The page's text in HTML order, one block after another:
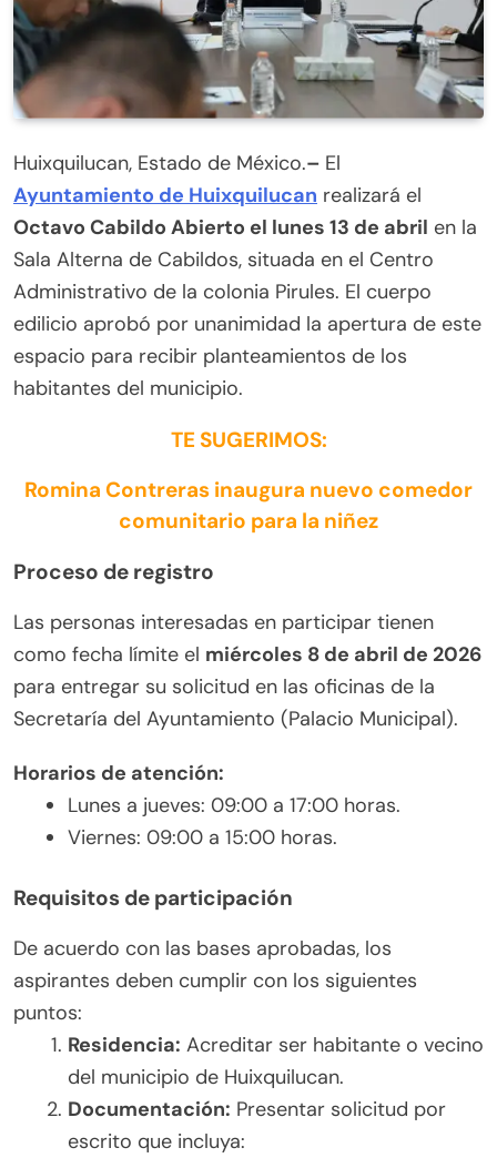
Huixquilucan, Estado de México.– El
Ayuntamiento de Huixquilucan realizará el
Octavo Cabildo Abierto el lunes 13 de abril en la
Sala Alterna de Cabildos, situada en el Centro
Administrativo de la colonia Pirules. El cuerpo
edilicio aprobó por unanimidad la apertura de este
espacio para recibir planteamientos de los
habitantes del municipio.
TE SUGERIMOS:
Romina Contreras inaugura nuevo comedor
comunitario para la niñez
Proceso de registro
Las personas interesadas en participar tienen
como fecha límite el miércoles 8 de abril de 2026
para entregar su solicitud en las oficinas de la
Secretaría del Ayuntamiento (Palacio Municipal).
Horarios de atención:
Lunes a jueves: 09:00 a 17:00 horas.
Viernes: 09:00 a 15:00 horas.
Requisitos de participación
De acuerdo con las bases aprobadas, los
aspirantes deben cumplir con los siguientes
puntos:
Residencia: Acreditar ser habitante o vecino
del municipio de Huixquilucan.
Documentación: Presentar solicitud por
escrito que incluya: